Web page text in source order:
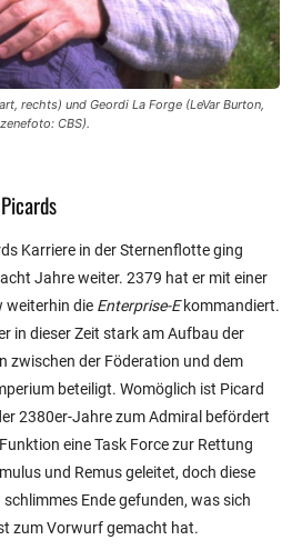
rechts) und Geordi La Forge (LeVar Burton,
CBS).
Karriere in der Sternenflotte ging
Jahre weiter. 2379 hat er mit einer
weiterhin die Enterprise-Ekommandiert.
in dieser Zeit stark am Aufbau der
zwischen der Föderation und dem
beteiligt. Womöglich ist Picard
2380er-Jahre zum Admiral befördert
eine Task Force zur Rettung
und Remus geleitet, doch diese
Ende gefunden, was sich
zum Vorwurf gemacht hat.